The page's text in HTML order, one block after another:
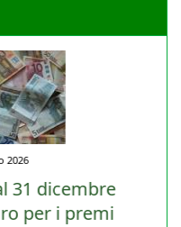
dicembre
per i premi